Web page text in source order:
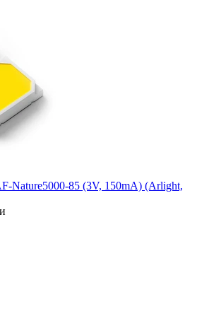
Nature5000-85 (3V, 150mA) (Arlight,